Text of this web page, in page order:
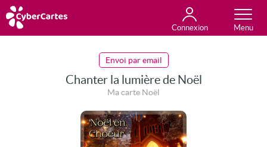
Connexion
Toutes les cartes
Envoi par email
Chanter la lumière de Noël
Ma carte Noël